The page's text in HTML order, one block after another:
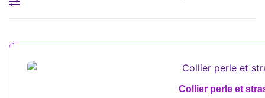
Collier perle et